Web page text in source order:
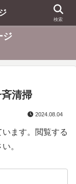
ジ
清掃
2024.08.04
ます。閲覧する
。
検索